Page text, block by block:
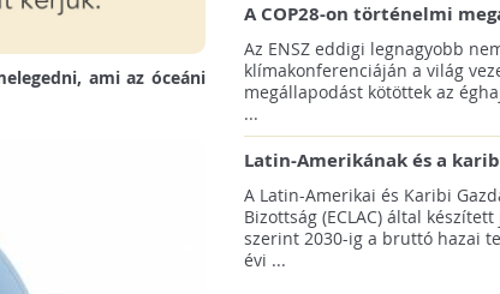
ami az óceáni
A COP28-on történelmi
született! - Összefoglaló az
klímacsúcsáról
Az ENSZ eddigi legnagyobb
klímakonferenciáján a világ
megállapodást kötöttek az
...
Latin-Amerikának és a
térségnek növelniük kell
az éghajlatvédelmi célok
A Latin-Amerikai és Karibi
Bizottság (ECLAC) által
szerint 2030-ig a bruttó hazai
évi ...